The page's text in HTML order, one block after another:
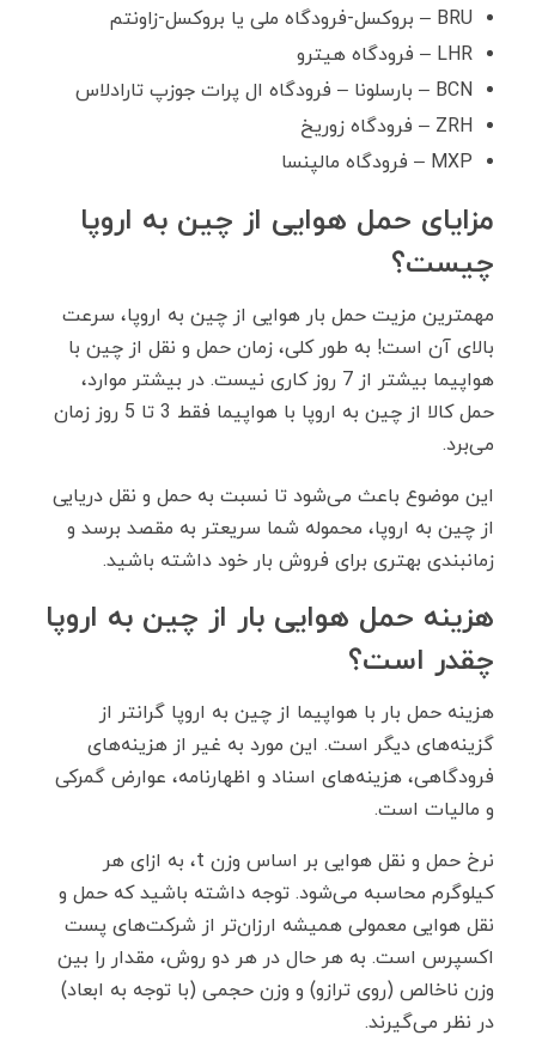
BRU – بروکسل-فرودگاه ملی یا بروکسل-زاونتم
LHR – فرودگاه هیترو
BCN – بارسلونا – فرودگاه ال پرات جوزپ تارادلاس
ZRH – فرودگاه زوریخ
MXP – فرودگاه مالپنسا
مزایای حمل هوایی از چین به اروپا
چیست؟
مهمترین مزیت حمل بار هوایی از چین به اروپا، سرعت
بالای آن است! به طور کلی، زمان حمل و نقل از چین با
هواپیما بیشتر از 7 روز کاری نیست. در بیشتر موارد،
حمل کالا از چین به اروپا با هواپیما فقط 3 تا 5 روز زمان
می‌برد.
این موضوع باعث می‌شود تا نسبت به حمل و نقل دریایی
از چین به اروپا، محموله شما سریعتر به مقصد برسد و
زمانبندی بهتری برای فروش بار خود داشته باشید.
هزینه حمل هوایی بار از چین به اروپا
چقدر است؟
هزینه حمل بار با هواپیما از چین به اروپا گرانتر از
گزینه‌های دیگر است. این مورد به غیر از هزینه‌های
فرودگاهی، هزینه‌های اسناد و اظهارنامه، عوارض گمرکی
و مالیات است.
نرخ حمل و نقل هوایی بر اساس وزن t، به ازای هر
کیلوگرم محاسبه می‌شود. توجه داشته باشید که حمل و
نقل هوایی معمولی همیشه ارزان‌تر از شرکت‌های پست
اکسپرس است. به هر حال در هر دو روش، مقدار را بین
وزن ناخالص (روی ترازو) و وزن حجمی (با توجه به ابعاد)
در نظر می‌گیرند.